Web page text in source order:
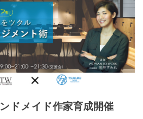
ドメイド作家育成開催